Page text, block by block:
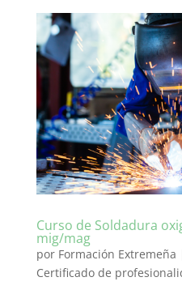
Curso de Soldadura
mig/mag
por Formación Extremeña
Certificado de